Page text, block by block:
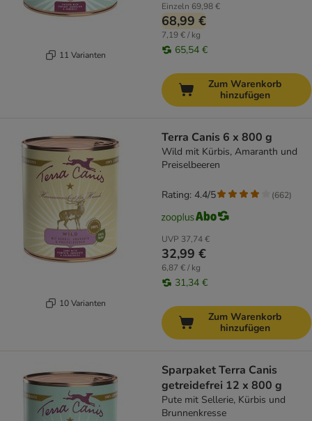
11 Varianten
Einzeln 69,98 €
68,99 €
7,19 € / kg
65,54 €
Zum Warenkorb
hinzufügen
10 Varianten
Terra Canis 6 x 800 g
Wild mit Kürbis, Amaranth und
Preiselbeeren
UVP 37,74 €
32,99 €
6,87 € / kg
31,34 €
Rating: 4.4/5 (662)
Zum Warenkorb
hinzufügen
Sparpaket Terra Canis
getreidefrei 12 x 800 g
Pute mit Sellerie, Kürbis und
Brunnenkresse